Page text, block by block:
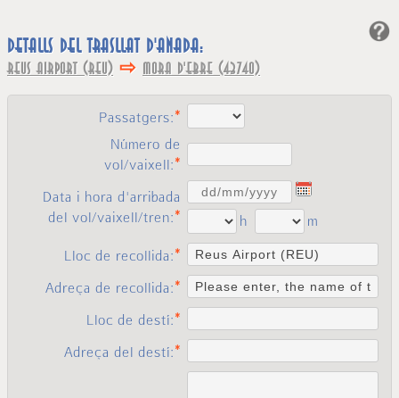
Detalls del trasllat d'anada:
Reus Airport (REU) ⇨ Mora d'Ebre (43740)
Passatgers:
Número de
vol/vaixell:
Data i hora d'arribada
del vol/vaixell/tren:
h
m
Lloc de recollida:
Adreça de recollida:
Lloc de destí:
Adreça del destí: